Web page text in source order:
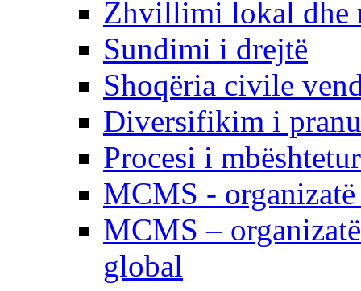
Zhvillimi lokal dhe
Sundimi i drejtë
Shoqëria civile
Diversifikim i
Procesi i
MCMS -
MCMS –
global